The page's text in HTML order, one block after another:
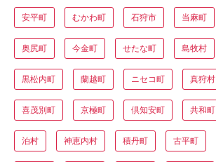
安平町 むかわ町 石狩市 当麻町
奥尻町 今金町 せたな町 島牧村
黒松内町 蘭越町 ニセコ町 真狩村
喜茂別町 京極町 倶知安町 共和町
泊村 神恵内村 積丹町 古平町